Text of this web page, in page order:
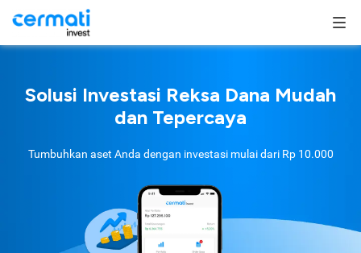
Solusi Investasi Reksa Dana Mudah
dan Tepercaya
Tumbuhkan aset Anda dengan investasi mulai dari Rp 10.000